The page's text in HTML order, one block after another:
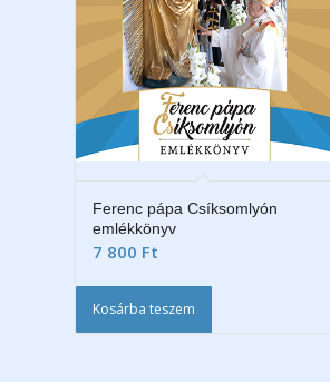
Ferenc pápa Csíksomlyón
emlékkönyv
7 800 Ft
Kosárba teszem